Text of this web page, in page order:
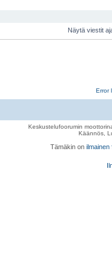
Näytä viestit
Error
Keskustelufoorumin
Käännös,
Tämäkin on ilmainen